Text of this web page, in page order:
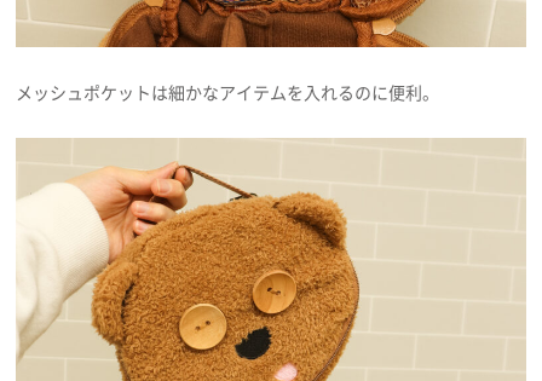
メッシュポケットは細かなアイテムを入れるのに便利。